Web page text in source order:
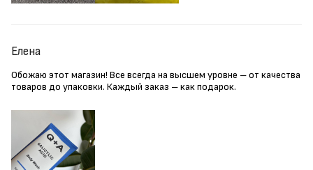
Елена
Обожаю этот магазин! Все всегда на высшем уровне – от качества
товаров до упаковки. Каждый заказ – как подарок.